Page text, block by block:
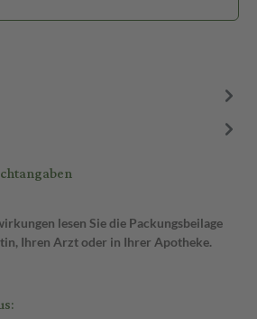
lesen Sie die Packungsbeilage
Ihren Arzt oder in Ihrer Apotheke.